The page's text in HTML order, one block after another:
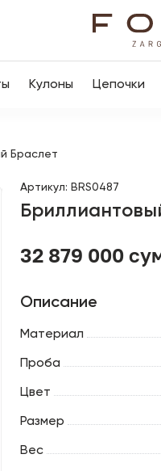
Кулоны Цепочки
Браслет
Артикул: BRS0487
32 879 000
Описание
Материал
Проба
Цвет
Размер
Вес